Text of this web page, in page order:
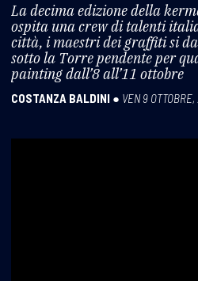
La decima edizione della
ospita una crew di talenti
città, i maestri dei graffiti si
sotto la Torre pendente per
painting dall’8 all’11 ottobre
COSTANZA BALDINI ● VEN 9